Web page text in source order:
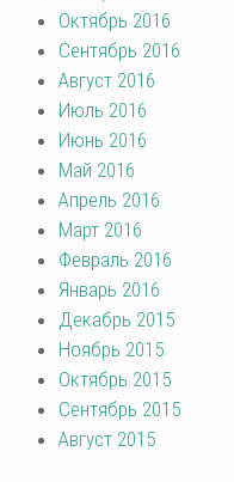
Октябрь 2016
Сентябрь 2016
Август 2016
Июль 2016
Июнь 2016
Май 2016
Апрель 2016
Март 2016
Февраль 2016
Январь 2016
Декабрь 2015
Ноябрь 2015
Октябрь 2015
Сентябрь 2015
Август 2015